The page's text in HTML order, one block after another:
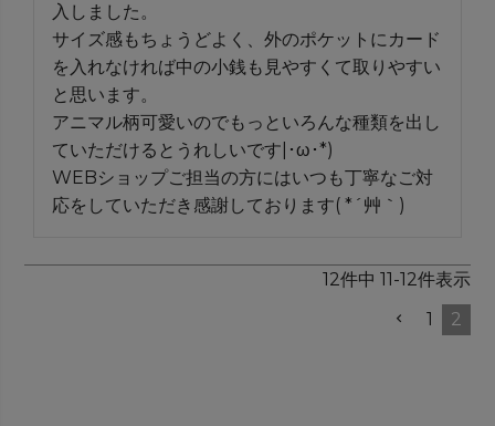
入しました。
サイズ感もちょうどよく、外のポケットにカード
を入れなければ中の小銭も見やすくて取りやすい
と思います。
アニマル柄可愛いのでもっといろんな種類を出し
ていただけるとうれしいです|･ω･*)
WEBショップご担当の方にはいつも丁寧なご対
応をしていただき感謝しております( *´艸｀)
12件中 11 -12件表示
1
2